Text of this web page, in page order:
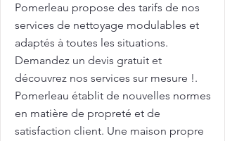
Pomerleau propose des tarifs de nos
services de nettoyage modulables et
adaptés à toutes les situations.
Demandez un devis gratuit et
découvrez nos services sur mesure !.
Pomerleau établit de nouvelles normes
en matière de propreté et de
satisfaction client. Une maison propre